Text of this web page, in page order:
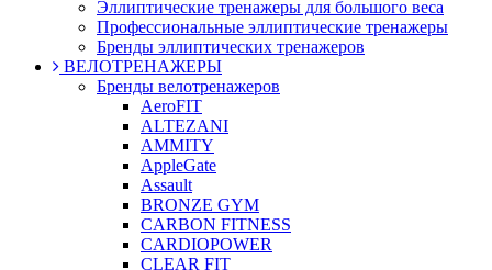
Эллиптические тренажеры для большого веса
Профессиональные эллиптические тренажеры
Бренды эллиптических тренажеров
ВЕЛОТРЕНАЖЕРЫ
Бренды велотренажеров
AeroFIT
ALTEZANI
AMMITY
AppleGate
Assault
BRONZE GYM
CARBON FITNESS
CARDIOPOWER
CLEAR FIT